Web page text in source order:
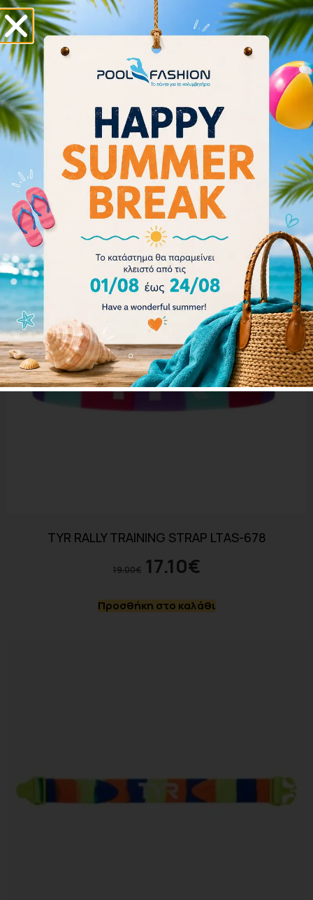
FINIS SWIM PARACHUTE 1.05.110.102
60.00€ 54.00€
Διαβάστε περισσότερα
TYR RALLY TRAINING STRAP LTAS-678
19.00€ 17.10€
Προσθήκη στο καλάθι